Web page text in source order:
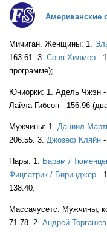
USA
USA
USA
Американские
Мичиган. Женщины: 1.
163.61. 3. Соня Хилмер -
программе);
Юниорки: 1. Адель Чжэн -
Лайла Гибсон - 156.96
Мужчины: 1. Даниил
206.55. 3. Джозеф Кляйн
Пары: 1. Барам /
Фицпатрик / Биринджер -
138.40.
Массачусетс. Мужчины,
71.78. 2. Андрей Торгашев